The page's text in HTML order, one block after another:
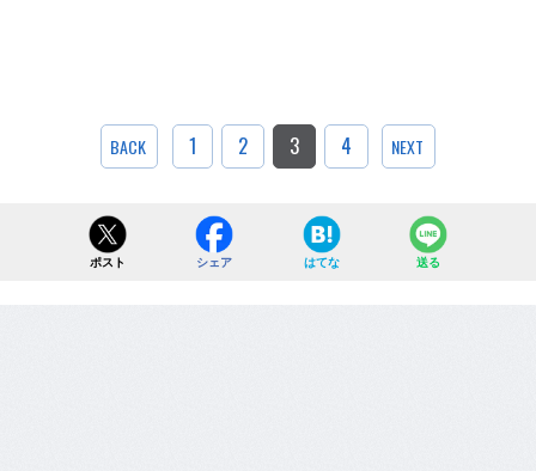
BACK 1 2 3 4 NEXT
ポスト シェア はてな 送る